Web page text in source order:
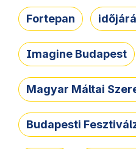
Fortepan
Imagine Budapest
Magyar Máltai
Budapesti